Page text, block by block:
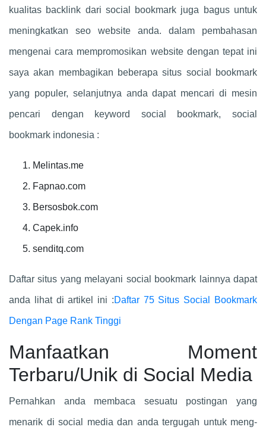
kualitas backlink dari social bookmark juga bagus untuk
meningkatkan seo website anda. dalam pembahasan
mengenai cara mempromosikan website dengan tepat ini
saya akan membagikan beberapa situs social bookmark
yang populer, selanjutnya anda dapat mencari di mesin
pencari dengan keyword social bookmark, social
bookmark indonesia :
Melintas.me
Fapnao.com
Bersosbok.com
Capek.info
senditq.com
Daftar situs yang melayani social bookmark lainnya dapat
anda lihat di artikel ini :Daftar 75 Situs Social Bookmark
Dengan Page Rank Tinggi
Manfaatkan Moment
Terbaru/Unik di Social Media
Pernahkan anda membaca sesuatu postingan yang
menarik di social media dan anda tergugah untuk meng-